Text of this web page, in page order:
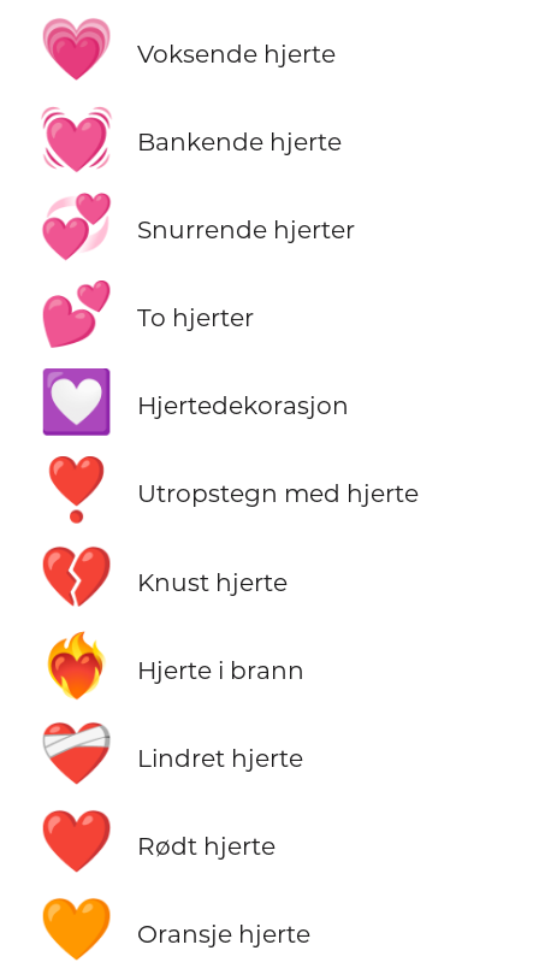
💗 Voksende hjerte
💓 Bankende hjerte
💞 Snurrende hjerter
💕 To hjerter
💟 Hjertedekorasjon
❣️ Utropstegn med hjerte
💔 Knust hjerte
❤️‍🔥 Hjerte i brann
❤️‍🩹 Lindret hjerte
❤️ Rødt hjerte
🧡 Oransje hjerte